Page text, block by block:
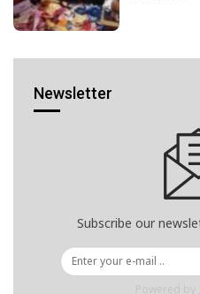
Newsletter
Subscribe our